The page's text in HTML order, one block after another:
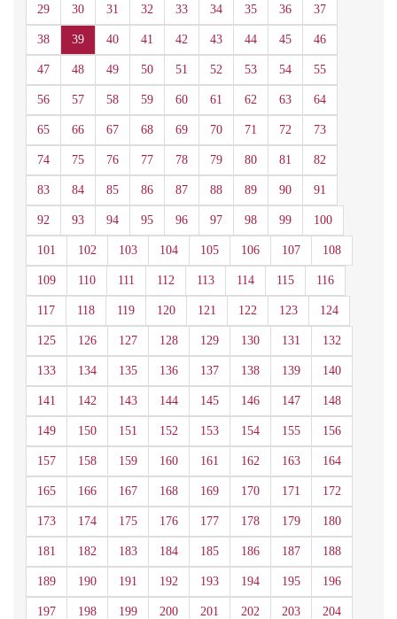
29 30 31 32 33 34 35 36 37
38 39 40 41 42 43 44 45 46
47 48 49 50 51 52 53 54 55
56 57 58 59 60 61 62 63 64
65 66 67 68 69 70 71 72 73
74 75 76 77 78 79 80 81 82
83 84 85 86 87 88 89 90 91
92 93 94 95 96 97 98 99 100
101 102 103 104 105 106 107 108
109 110 111 112 113 114 115 116
117 118 119 120 121 122 123 124
125 126 127 128 129 130 131 132
133 134 135 136 137 138 139 140
141 142 143 144 145 146 147 148
149 150 151 152 153 154 155 156
157 158 159 160 161 162 163 164
165 166 167 168 169 170 171 172
173 174 175 176 177 178 179 180
181 182 183 184 185 186 187 188
189 190 191 192 193 194 195 196
197 198 199 200 201 202 203 204